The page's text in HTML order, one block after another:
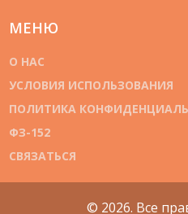
МЕНЮ
О НАС
УСЛОВИЯ ИСПОЛЬЗОВАНИЯ
ПОЛИТИКА
ФЗ-152
СВЯЗАТЬСЯ
© 2026. Все